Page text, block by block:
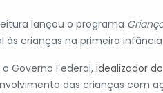
lançou o programa
às crianças na primeira
Governo Federal, idealizador
das crianças com